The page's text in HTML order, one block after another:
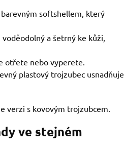
softshellem, který
a šetrný ke kůži,
otřete nebo vyperete.
plastový trojzubec usnadňuje
verzi s kovovým trojzubcem.
ve stejném